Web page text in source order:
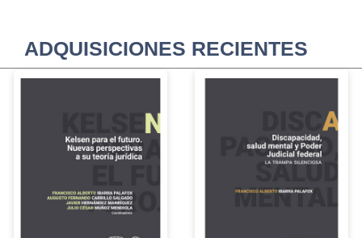
ADQUISICIONES RECIENTES